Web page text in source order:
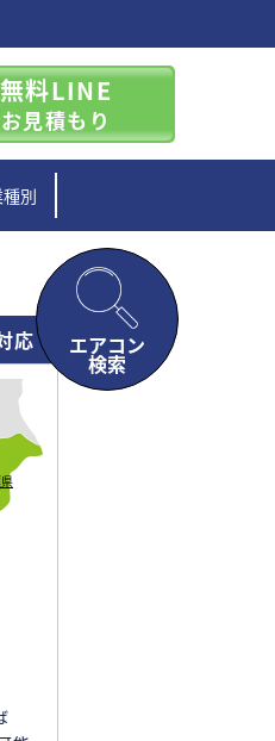
無料LINE
お見積もり
種別
エアコン
検索
応